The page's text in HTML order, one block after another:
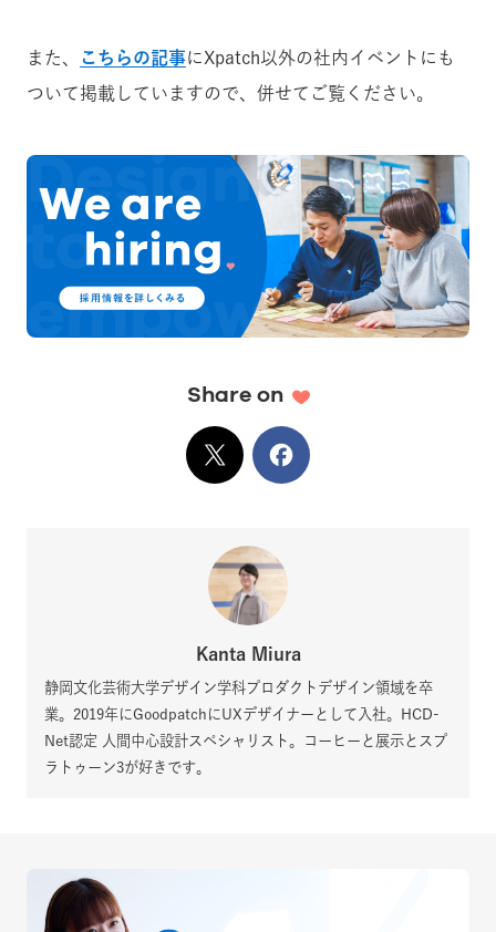
また、 こちらの記事にXpatch以外の社内イベントにも
ついて掲載していますので、併せてご覧ください。
Share on
XでシェアFacebook
Kanta Miura
静岡文化芸術大学デザイン学科プロダクトデザイン領域を卒
業。2019年にGoodpatchにUXデザイナーとして入社。HCD-
Net認定 人間中心設計スペシャリスト。コーヒーと展示とスプ
ラトゥーン3が好きです。